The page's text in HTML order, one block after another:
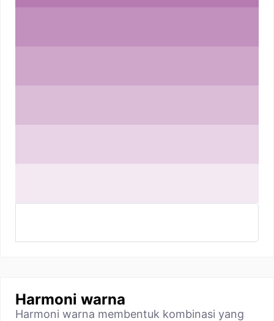
Harmoni warna
Harmoni warna membentuk kombinasi yang